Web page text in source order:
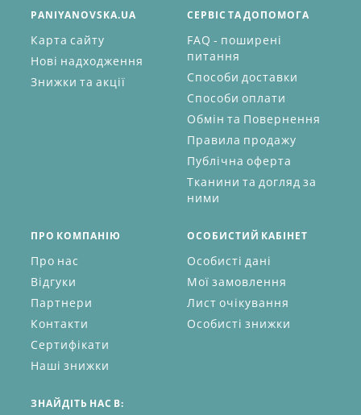
PANIYANOVSKA.UA
Карта сайту
Нові надходження
Знижки та акції
СЕРВІС ТА ДОПОМОГА
FAQ - поширені
питання
Способи доставки
Способи оплати
Обмін та Повернення
Правила продажу
Публічна оферта
Тканини та догляд за
ними
ПРО КОМПАНІЮ
Про нас
Відгуки
Партнери
Контакти
Сертифікати
Наші знижки
ОСОБИСТИЙ КАБІНЕТ
Особисті дані
Мої замовлення
Лист очікування
Особисті знижки
ЗНАЙДІТЬ НАС В: